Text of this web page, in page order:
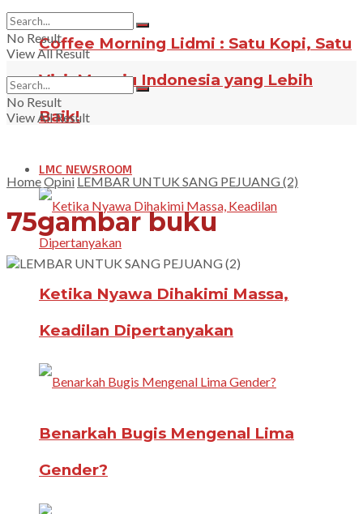
Coffee Morning Lidmi : Satu Kopi, Satu
Visi, Menuju Indonesia yang Lebih
Baik!
LMC NEWSROOM
Ketika Nyawa Dihakimi Massa,
Keadilan Dipertanyakan
Benarkah Bugis Mengenal Lima
Gender?
No Result
View All Result
No Result
View All Result
HomeOpini LEMBAR UNTUK SANG PEJUANG (2)
75gambar buku